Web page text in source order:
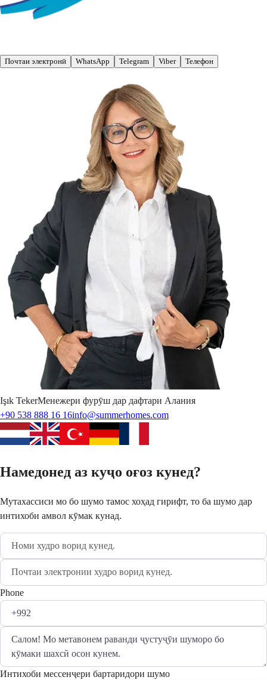
Почтаи электронӣ WhatsApp Telegram Viber Телефон
Işık TekerМенежери фурӯш дар дафтари Алания
+90 538 888 16 16info@summerhomes.com
Намедонед аз куҷо оғоз кунед?
Мутахассиси мо бо шумо тамос хоҳад гирифт, то ба шумо дар
интихоби амвол кӯмак кунад.
Phone
Интихоби мессенҷери бартаридори шумо